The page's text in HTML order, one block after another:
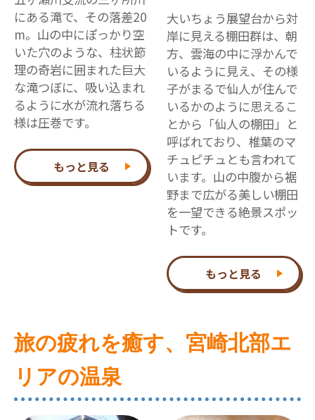
にある滝で、その落差20
m。山の中にぽっかり空
いた穴のような、柱状節
理の奇岩に囲まれた巨大
な滝つぼに、吸い込まれ
るように水が流れ落ちる
様は圧巻です。
もっと見る
大いちょう展望台から対
岸に見える棚田群は、朝
方、雲海の中に浮かんで
いるように見え、その様
子がまるで仙人が住んで
いるかのように思えるこ
とから「仙人の棚田」と
呼ばれており、椎葉のマ
チュピチュとも言われて
います。山の中腹から裾
野まで広がる美しい棚田
を一望できる絶景スポッ
トです。
もっと見る
旅の疲れを癒す、宮崎北部エ
リアの温泉